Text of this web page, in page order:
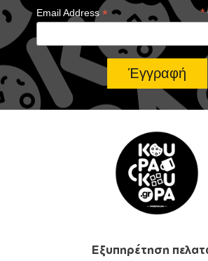
*
Email Address*
Εξυπηρέτηση